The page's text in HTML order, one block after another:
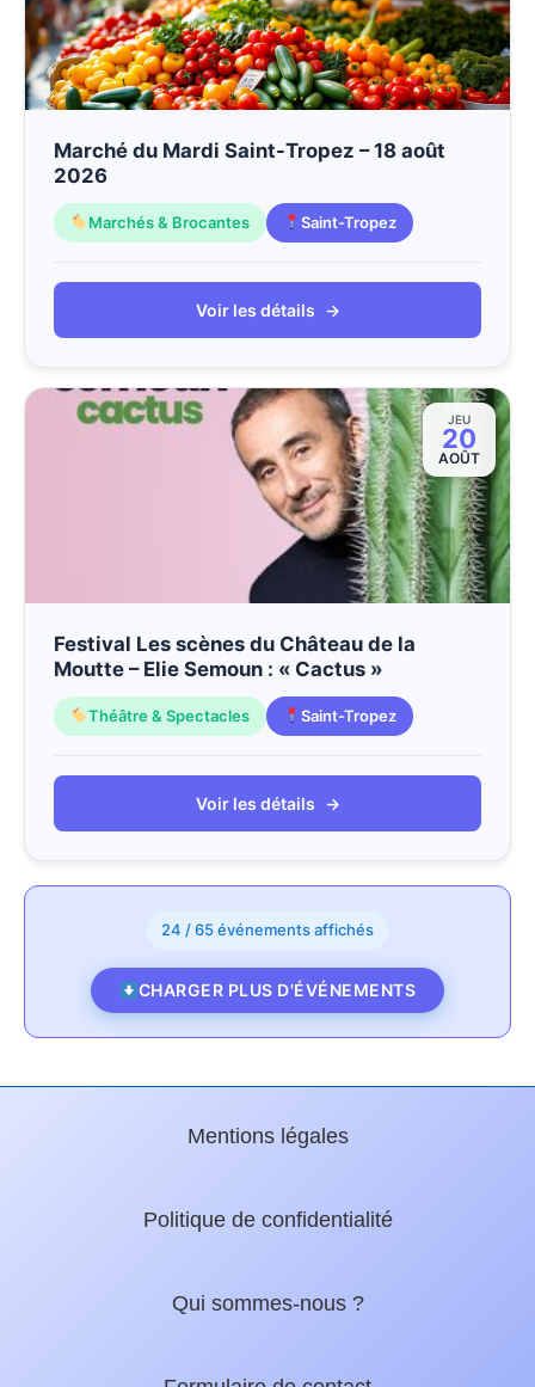
Marché du Mardi Saint-Tropez – 18 août
2026
Marchés & Brocantes Saint-Tropez
Voir les détails →
JEU
20
AOÛT
Festival Les scènes du Château de la
Moutte – Elie Semoun : « Cactus »
Théâtre & Spectacles Saint-Tropez
Voir les détails →
24 / 65 événements affichés
CHARGER PLUS D'ÉVÉNEMENTS
Mentions légales
Politique de confidentialité
Qui sommes-nous ?